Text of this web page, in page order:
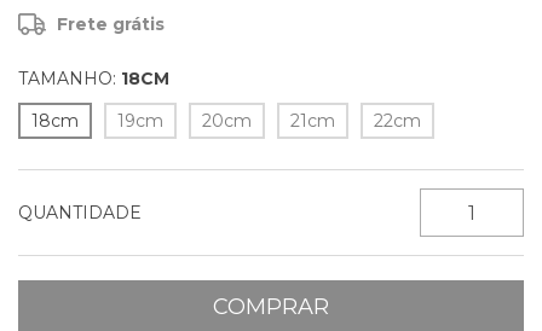
Frete grátis
TAMANHO: 18CM
18cm
19cm 20cm 21cm 22cm
QUANTIDADE